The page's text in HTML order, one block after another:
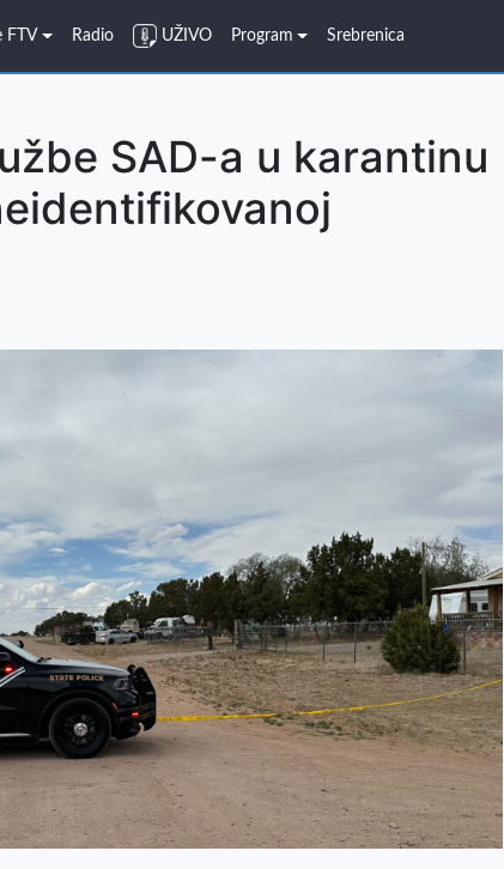
FTV Radio UŽIVO Program Srebrenica
SAD-a u karantinu